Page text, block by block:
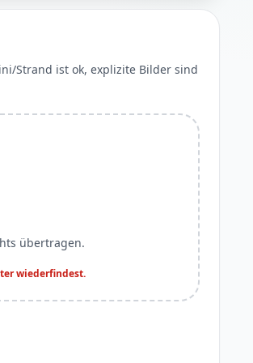
Strand ist ok, explizite Bilder sind
übertragen.
wiederfindest.